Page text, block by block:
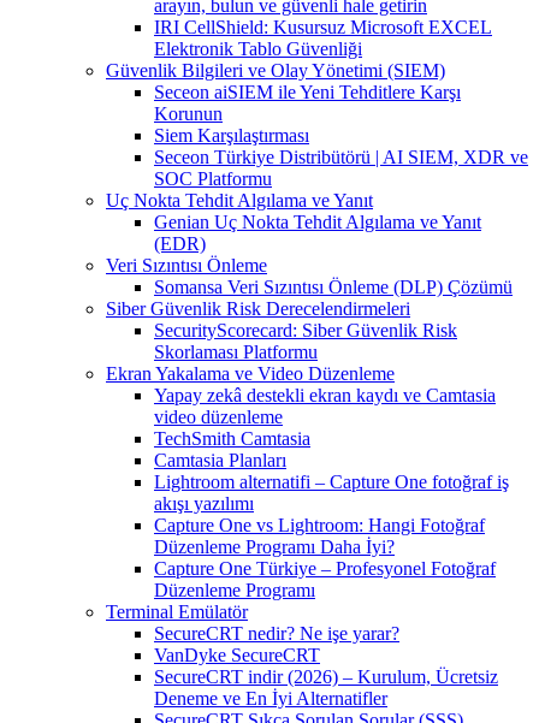
arayın, bulun ve güvenli hale getirin
IRI CellShield: Kusursuz Microsoft EXCEL
Elektronik Tablo Güvenliği
Güvenlik Bilgileri ve Olay Yönetimi (SIEM)
Seceon aiSIEM ile Yeni Tehditlere Karşı
Korunun
Siem Karşılaştırması
Seceon Türkiye Distribütörü | AI SIEM, XDR ve
SOC Platformu
Uç Nokta Tehdit Algılama ve Yanıt
Genian Uç Nokta Tehdit Algılama ve Yanıt
(EDR)
Veri Sızıntısı Önleme
Somansa Veri Sızıntısı Önleme (DLP) Çözümü
Siber Güvenlik Risk Derecelendirmeleri
SecurityScorecard: Siber Güvenlik Risk
Skorlaması Platformu
Ekran Yakalama ve Video Düzenleme
Yapay zekâ destekli ekran kaydı ve Camtasia
video düzenleme
TechSmith Camtasia
Camtasia Planları
Lightroom alternatifi – Capture One fotoğraf iş
akışı yazılımı
Capture One vs Lightroom: Hangi Fotoğraf
Düzenleme Programı Daha İyi?
Capture One Türkiye – Profesyonel Fotoğraf
Düzenleme Programı
Terminal Emülatör
SecureCRT nedir? Ne işe yarar?
VanDyke SecureCRT
SecureCRT indir (2026) – Kurulum, Ücretsiz
Deneme ve En İyi Alternatifler